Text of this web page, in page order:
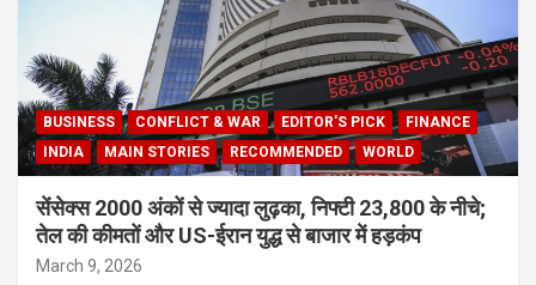
BUSINESS CONFLICT & WAR EDITOR'S PICK
FINANCE
INDIA
MAIN STORIES RECOMMENDED WORLD
सेंसेक्स 2000 अंकों से ज्यादा लुढ़का, निफ्टी 23,800 के नीचे;
तेल की कीमतों और US-ईरान युद्ध से बाजार में हड़कंप
March 9, 2026